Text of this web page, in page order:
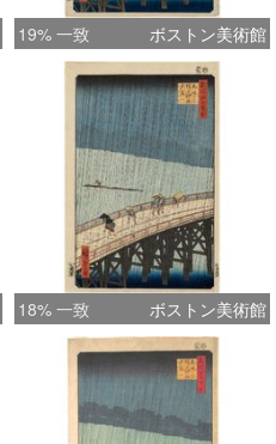
19% 一致 ボストン美術館
18% 一致 ボストン美術館